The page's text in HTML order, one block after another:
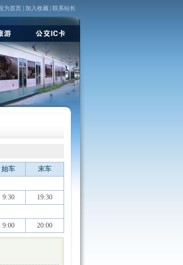
为首页| 加入收藏| 联系站长
始车
末车
9:30
19:30
9:00 20:00